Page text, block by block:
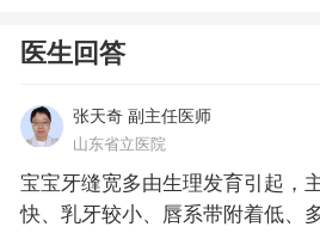
医生回答
张天奇 副主任医师
山东省立医院
宝宝牙缝宽多由生理发育引起，
快、乳牙较小、唇系带附着低、